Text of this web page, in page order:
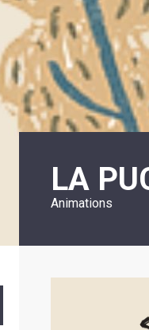
D'IDENTITÉ-
PASSEPORTS
LE
CMJ
RÉUNIONS
DU
CONSEIL
MUNICIPAL
ARRÊTÉS
LES
/
LE
11
-
LA
LA
Animations